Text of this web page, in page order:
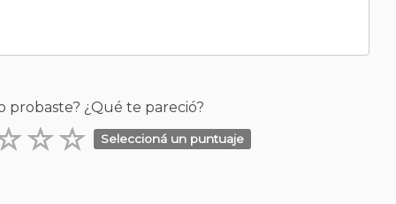
probaste? ¿Qué te pareció?
Seleccioná un puntuaje